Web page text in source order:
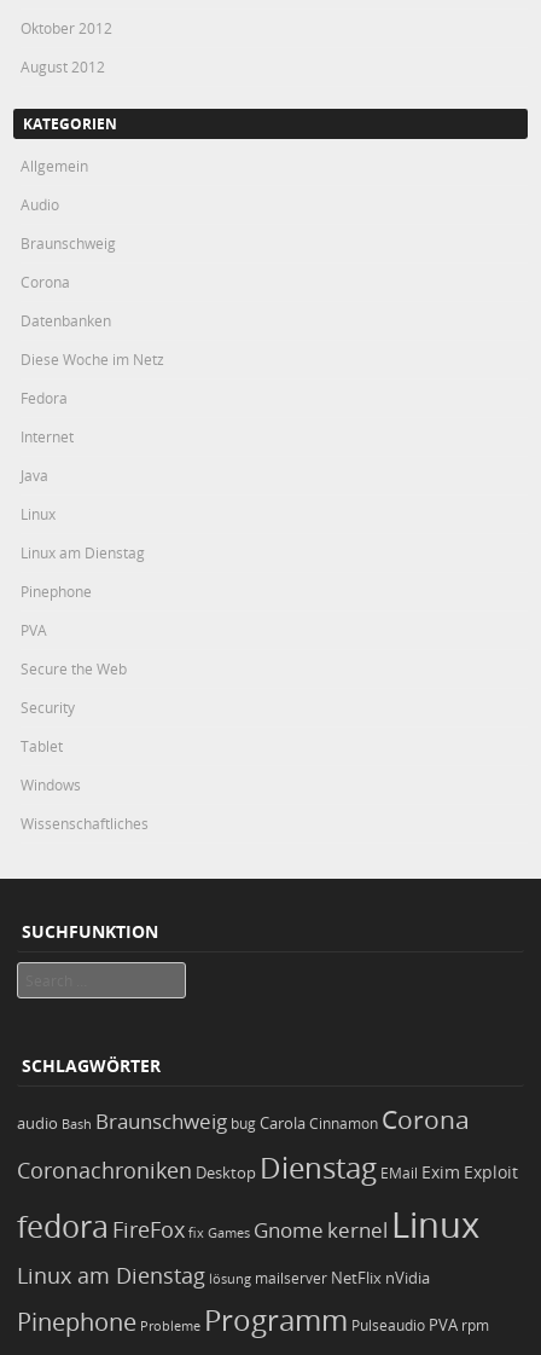
Oktober 2012
August 2012
KATEGORIEN
Allgemein
Audio
Braunschweig
Corona
Datenbanken
Diese Woche im Netz
Fedora
Internet
Java
Linux
Linux am Dienstag
Pinephone
PVA
Secure the Web
Security
Tablet
Windows
Wissenschaftliches
SUCHFUNKTION
SCHLAGWÖRTER
audio Bash Braunschweig bugCarola Cinnamon Corona
Coronachroniken Desktop Dienstag EMail Exim Exploit
fedora FireFox fix Games Gnome kernel Linux
Linux am Dienstag lösung mailserver NetFlix nVidia
Pinephone Probleme Programm Pulseaudio PVA rpm